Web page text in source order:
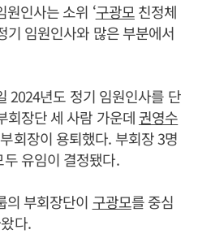
인사는 소위 ‘구광모친정체
기 임원인사와 많은 부분에서
2024년도 정기 임원인사를 단
회장단 세 사람 가운데 권영수
회장이 용퇴했다. 부회장 3명
유임이 결정됐다.
의 부회장단이 구광모를 중심
다.